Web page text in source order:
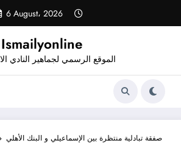
6 August، 2026
Ismailyonline
الموقع الرسمي لجماهير النادي
صفقة تبادلية منتظرة بين الإسماعيلي و البنك الأهلي